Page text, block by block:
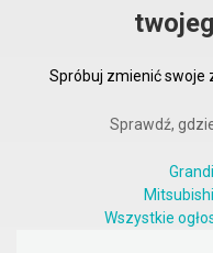
Spróbuj zmienić swoje
Sprawdź,
Wszystkie